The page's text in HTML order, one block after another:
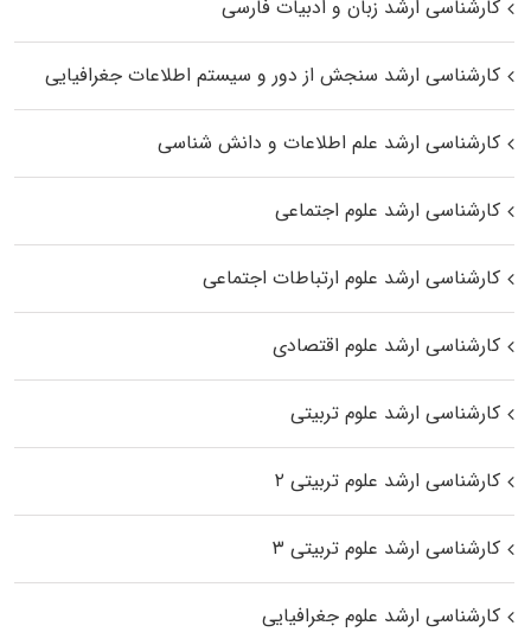
کارشناسی ارشد زبان و ادبیات فارسی
کارشناسی ارشد سنجش از دور و سیستم اطلاعات جغرافیایی
کارشناسی ارشد علم اطلاعات و دانش شناسی
کارشناسی ارشد علوم اجتماعی
کارشناسی ارشد علوم ارتباطات اجتماعی
کارشناسی ارشد علوم اقتصادی
کارشناسی ارشد علوم تربیتی
کارشناسی ارشد علوم تربیتی ۲
کارشناسی ارشد علوم تربیتی ۳
کارشناسی ارشد علوم جغرافیایی